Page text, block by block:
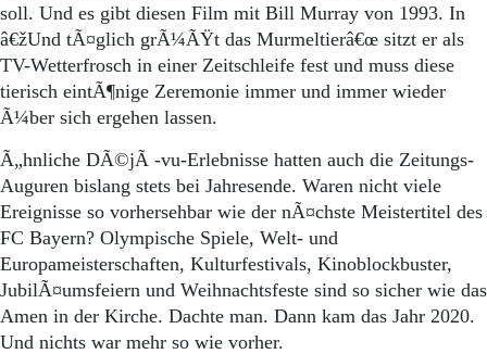
Start
Wer wir sind
Aktuelle Ausgabe
Abonnenten-Login
Abonnent werden
Abo Prämien
Archiv
Mediadaten
Danzig und Westpreußen
Bücher
Kontakt
Impressum
Datenschutz
soll. Und es gibt diesen Film mit Bill Murray von 1993. In
â€žUnd tÃ¤glich grÃ¼ÃŸt das Murmeltierâ€œ sitzt er als
TV-Wetterfrosch in einer Zeitschleife fest und muss diese
tierisch eintÃ¶nige Zeremonie immer und immer wieder
Ã¼ber sich ergehen lassen.
Ã„hnliche DÃ©jÃ -vu-Erlebnisse hatten auch die Zeitungs-
Auguren bislang stets bei Jahresende. Waren nicht viele
Ereignisse so vorhersehbar wie der nÃ¤chste Meistertitel des
FC Bayern? Olympische Spiele, Welt- und
Europameisterschaften, Kulturfestivals, Kinoblockbuster,
JubilÃ¤umsfeiern und Weihnachtsfeste sind so sicher wie das
Amen in der Kirche. Dachte man. Dann kam das Jahr 2020.
Und nichts war mehr so wie vorher.